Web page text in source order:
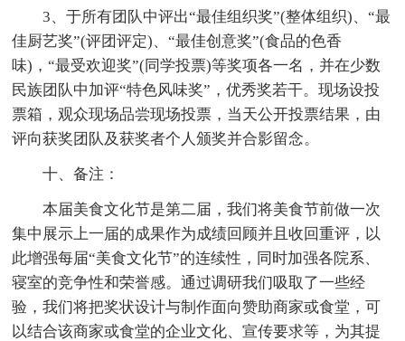
3、于所有团队中评出“最佳组织奖”(整体组织)、“最
佳厨艺奖”(评团评定)、“最佳创意奖”(食品的色香
味)，“最受欢迎奖”(同学投票)等奖项各一名，并在少数
民族团队中加评“特色风味奖”，优秀奖若干。现场设投
票箱，观众现场品尝现场投票，当天公开投票结果，由
评向获奖团队及获奖者个人颁奖并合影留念。
十、备注：
本届美食文化节是第二届，我们将美食节前做一次
集中展示上一届的成果作为成绩回顾并且收回重评，以
此增强每届“美食文化节”的连续性，同时加强各院系、
寝室的竞争性和荣誉感。通过调研我们吸取了一些经
验，我们将把奖状设计与制作面向赞助商家或食堂，可
以结合该商家或食堂的企业文化、宣传要求等，为其提